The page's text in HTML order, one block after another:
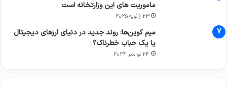
ماموریت های این وزارتخانه است
23 ژانویه 2025
میم کوین‌ها: روند جدید در دنیای ارزهای دیجیتال
یا یک حباب خطرناک؟
24 نوامبر 2024